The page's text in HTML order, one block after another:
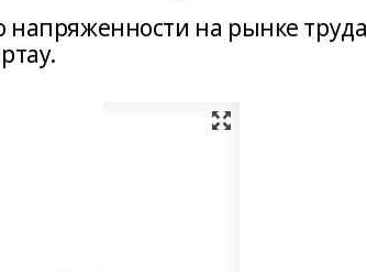
напряженности на рынке труда